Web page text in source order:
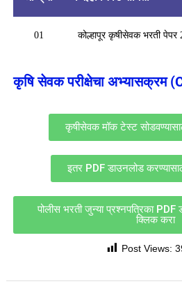
01 कोल्हापूर कृषीसेवक भरती पेपर
कृषि सेवक परीक्षेचा अभ्यासक्रम
कृषीसेवक मॉक टेस्ट
इतर PDF डाउनलोड
पोलीस भरती जुन्या प्रश्नपत्रिका PDF
क्लिक करा
Post Views: